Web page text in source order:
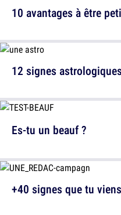
10 avantages à être
12 signes
Es-tu un beauf ?
+40 signes que tu